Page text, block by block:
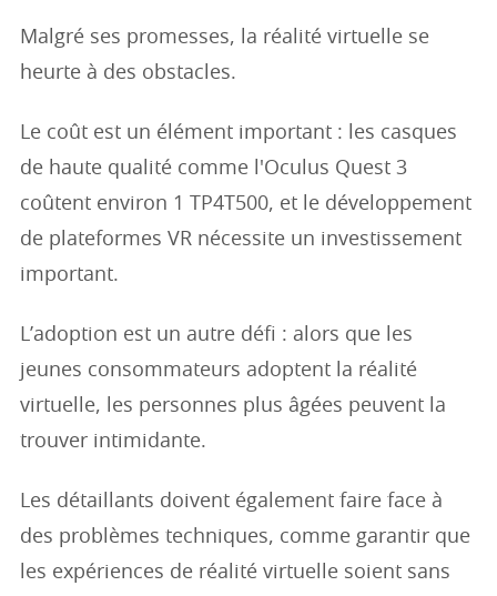
Malgré ses promesses, la réalité virtuelle se
heurte à des obstacles.
Le coût est un élément important : les casques
de haute qualité comme l'Oculus Quest 3
coûtent environ 1 TP4T500, et le développement
de plateformes VR nécessite un investissement
important.
L’adoption est un autre défi : alors que les
jeunes consommateurs adoptent la réalité
virtuelle, les personnes plus âgées peuvent la
trouver intimidante.
Les détaillants doivent également faire face à
des problèmes techniques, comme garantir que
les expériences de réalité virtuelle soient sans